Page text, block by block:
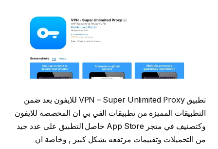
تطبيق VPN – Super Unlimited Proxy للايفون يعد ضمن
التطبيقات المميزة من تطبيقات الفي بي ان المخصصة للايفون
وكتصنيف في متجر App Store حاصل التطبيق على عدد جيد
من التحميلات وتقييمات مرتفعه بشكل كبير , وخاصة ان